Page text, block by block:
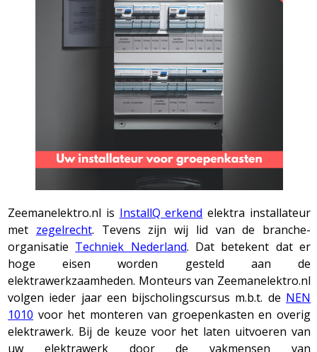
Zeemanelektro.nl is InstallQ erkend elektra installateur
met zegelrecht. Tevens zijn wij lid van de branche-
organisatie Techniek Nederland. Dat betekent dat er
hoge eisen worden gesteld aan de
elektrawerkzaamheden. Monteurs van Zeemanelektro.nl
volgen ieder jaar een bijscholingscursus m.b.t. de NEN
1010 voor het monteren van groepenkasten en overig
elektrawerk. Bij de keuze voor het laten uitvoeren van
uw elektrawerk door de vakmensen van